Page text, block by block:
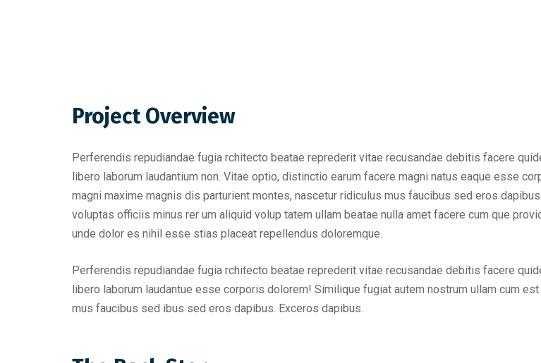
Project Overview
Perferendis repudiandae fugia rchitecto beatae reprederit vitae recusandae debitis facere
libero laborum laudantium non. Vitae optio, distinctio earum facere magni natus eaque esse
magni maxime magnis dis parturient montes, nascetur ridiculus mus faucibus sed eros
voluptas officiis minus rer um aliquid volup tatem ullam beatae nulla amet facere cum que
unde dolor es nihil esse stias placeat repellendus doloremque.
Perferendis repudiandae fugia rchitecto beatae reprederit vitae recusandae debitis facere
libero laborum laudantue esse corporis dolorem! Similique fugiat autem nostrum ullam cum
mus faucibus sed ibus sed eros dapibus. Exceros dapibus.